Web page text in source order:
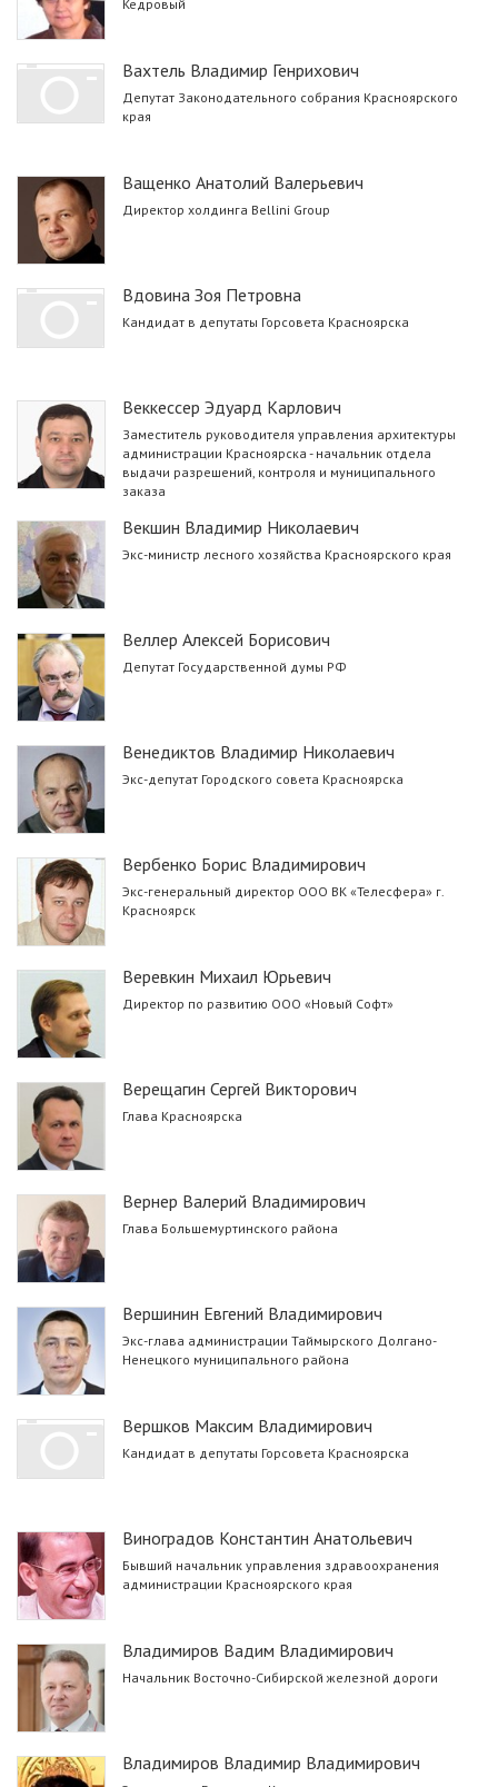
Кедровый
Вахтель Владимир Генрихович
Депутат Законодательного собрания Красноярского
края
Ващенко Анатолий Валерьевич
Директор холдинга Bellini Group
Вдовина Зоя Петровна
Кандидат в депутаты Горсовета Красноярска
Веккессер Эдуард Карлович
Заместитель руководителя управления архитектуры
администрации Красноярска - начальник отдела
выдачи разрешений, контроля и муниципального
заказа
Векшин Владимир Николаевич
Экс-министр лесного хозяйства Красноярского края
Веллер Алексей Борисович
Депутат Государственной думы РФ
Венедиктов Владимир Николаевич
Экс-депутат Городского совета Красноярска
Вербенко Борис Владимирович
Экс-генеральный директор ООО ВК «Телесфера» г.
Красноярск
Веревкин Михаил Юрьевич
Директор по развитию ООО «Новый Софт»
Верещагин Сергей Викторович
Глава Красноярска
Вернер Валерий Владимирович
Глава Большемуртинского района
Вершинин Евгений Владимирович
Экс-глава администрации Таймырского Долгано-
Ненецкого муниципального района
Вершков Максим Владимирович
Кандидат в депутаты Горсовета Красноярска
Виноградов Константин Анатольевич
Бывший начальник управления здравоохранения
администрации Красноярского края
Владимиров Вадим Владимирович
Начальник Восточно-Сибирской железной дороги
Владимиров Владимир Владимирович